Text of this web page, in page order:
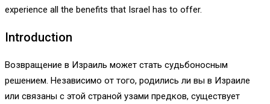
experience all the benefits that Israel has to offer.
Introduction
Возвращение в Израиль может стать судьбоносным
решением. Независимо от того, родились ли вы в Израиле
или связаны с этой страной узами предков, существует